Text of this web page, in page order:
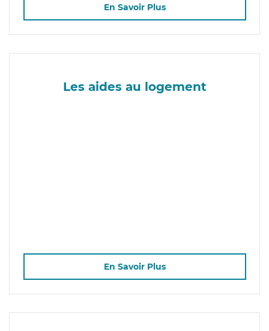
En Savoir Plus
Les aides au logement
En Savoir Plus